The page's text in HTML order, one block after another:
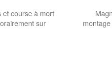
et course à mort
sur